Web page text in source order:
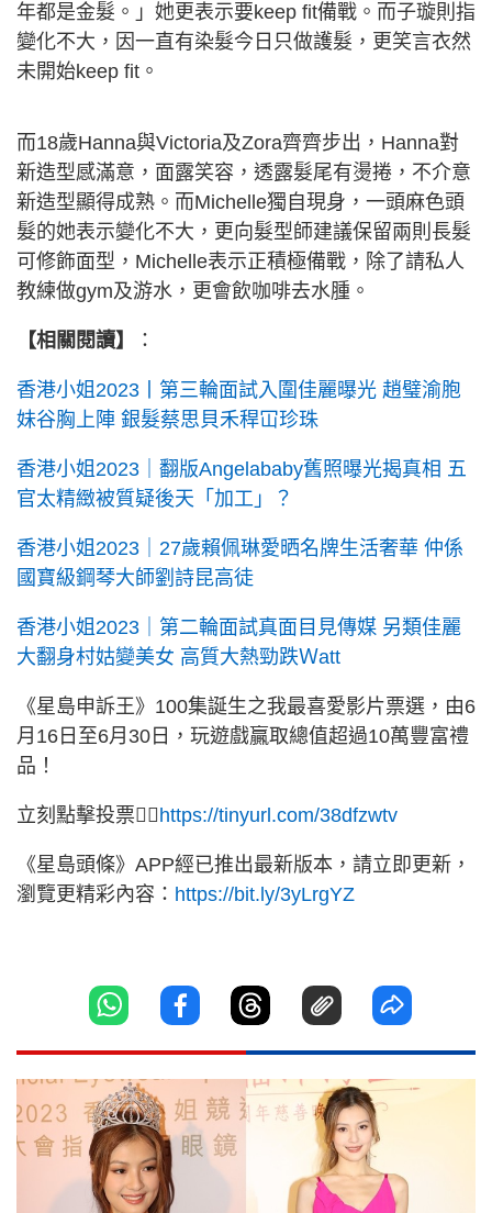
年都是金髮。」她更表示要keep fit備戰。而子璇則指
變化不大，因一直有染髮今日只做護髮，更笑言衣然
未開始keep fit。
而18歲Hanna與Victoria及Zora齊齊步出，Hanna對
新造型感滿意，面露笑容，透露髮尾有燙捲，不介意
新造型顯得成熟。而Michelle獨自現身，一頭麻色頭
髮的她表示變化不大，更向髮型師建議保留兩則長髮
可修飾面型，Michelle表示正積極備戰，除了請私人
教練做gym及游水，更會飲咖啡去水腫。
【相關閱讀】 ：
香港小姐2023丨第三輪面試入圍佳麗曝光 趙璧渝胞
妹谷胸上陣 銀髮蔡思貝禾稈冚珍珠
香港小姐2023｜翻版Angelababy舊照曝光揭真相 五
官太精緻被質疑後天「加工」？
香港小姐2023｜27歲賴佩琳愛晒名牌生活奢華 仲係
國寶級鋼琴大師劉詩昆高徒
香港小姐2023｜第二輪面試真面目見傳媒 另類佳麗
大翻身村姑變美女 高質大熱勁跌Ｗatt
《星島申訴王》100集誕生之我最喜愛影片票選，由6
月16日至6月30日，玩遊戲贏取總值超過10萬豐富禮
品！
立刻點擊投票👉🏻 https://tinyurl.com/38dfzwtv
《星島頭條》APP經已推出最新版本，請立即更新，
瀏覽更精彩內容： https://bit.ly/3yLrgYZ